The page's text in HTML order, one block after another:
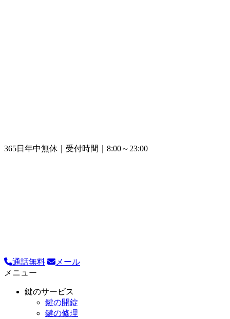
365日年中無休｜受付時間｜8:00～23:00
通話無料
メール
メニュー
鍵のサービス
鍵の開錠
鍵の修理